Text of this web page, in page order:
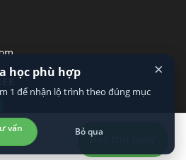
Học thử ngay
×
học phù hợp
1 để nhận lộ trình theo đúng mục
vấn Bỏ qua